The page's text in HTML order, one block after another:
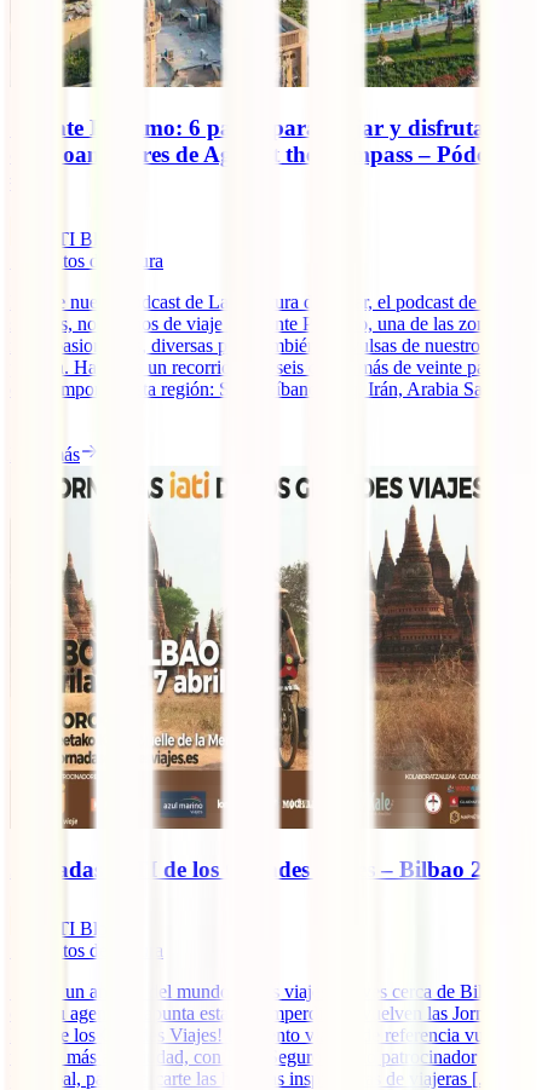
Oriente Próximo: 6 países para viajar y disfrutar,
con Joan Torres de Against the Compass – Pódcast
IATI Blog
minutos de lectura
En este nuevo podcast de La aventura de viajar, el podcast de IATI
seguros, nos vamos de viaje a Oriente Próximo, una de las zonas
más apasionantes, diversas pero también convulsas de nuestro
planeta. Haremos un recorrido por seis de los más de veinte países
que componen esta región: Siria, Líbano, Iraq, Irán, Arabia Saudita
Leer más
Jornadas IATI de los Grandes Viajes – Bilbao 2019
IATI Blog
minutos de lectura
Si eres un amante del mundo de los viajes y vives cerca de Bilbao,
coge tu agenda y apunta esta cita imperdible: ¡vuelven las Jornadas
IATI de los Grandes Viajes! El evento viajero de referencia vuelve
un año más a la ciudad, con IATI Seguros como patrocinador
principal, para acercarte las historias inspiradoras de viajeras [...]